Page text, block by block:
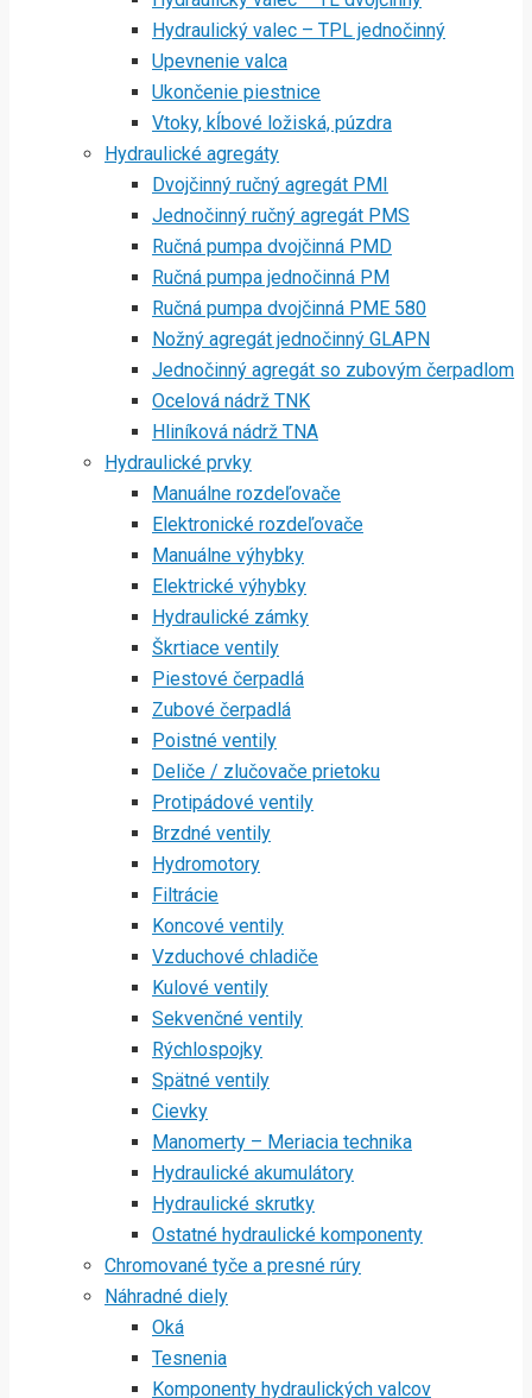
Hydraulický valec – TPL jednočinný
Upevnenie valca
Ukončenie piestnice
Vtoky, kĺbové ložiská, púzdra
Hydraulické agregáty
Dvojčinný ručný agregát PMI
Jednočinný ručný agregát PMS
Ručná pumpa dvojčinná PMD
Ručná pumpa jednočinná PM
Ručná pumpa dvojčinná PME 580
Nožný agregát jednočinný GLAPN
Jednočinný agregát so zubovým čerpadlom
Ocelová nádrž TNK
Hliníková nádrž TNA
Hydraulické prvky
Manuálne rozdeľovače
Elektronické rozdeľovače
Manuálne výhybky
Elektrické výhybky
Hydraulické zámky
Škrtiace ventily
Piestové čerpadlá
Zubové čerpadlá
Poistné ventily
Deliče / zlučovače prietoku
Protipádové ventily
Brzdné ventily
Hydromotory
Filtrácie
Koncové ventily
Vzduchové chladiče
Kulové ventily
Sekvenčné ventily
Rýchlospojky
Spätné ventily
Cievky
Manomerty – Meriacia technika
Hydraulické akumulátory
Hydraulické skrutky
Ostatné hydraulické komponenty
Chromované tyče a presné rúry
Náhradné diely
Oká
Tesnenia
Komponenty hydraulických valcov